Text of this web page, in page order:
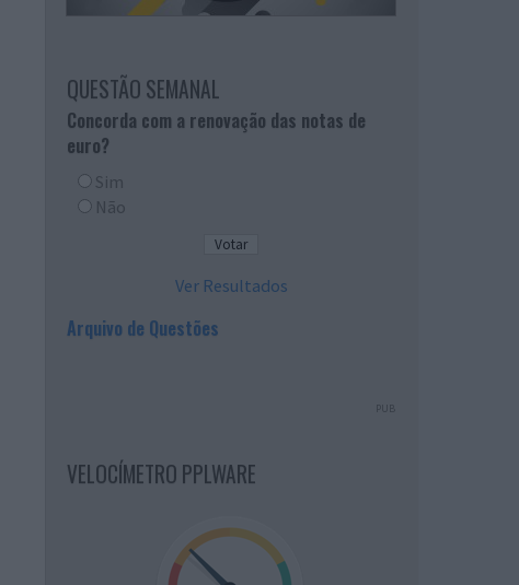
QUESTÃO SEMANAL
Concorda com a renovação das notas de
euro?
Sim
Não
Ver Resultados
Arquivo de Questões
PUB
VELOCÍMETRO PPLWARE